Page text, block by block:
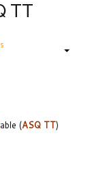
TT
able (ASQ TT)